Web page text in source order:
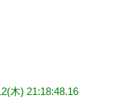
木) 21:18:48.16